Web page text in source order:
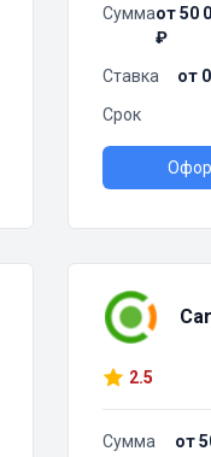
Суммаот 50
₽
Ставка
от
Срок
2.5
Сумма
от